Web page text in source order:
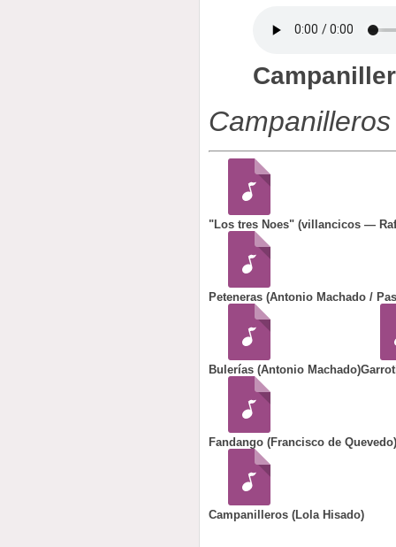
Campanilleros
"Los tres Noes" (villancicos —
Peteneras (Antonio Machado /
Bulerías (Antonio Machado)
Fandango (Francisco de
Campanilleros (Lola Hisado)